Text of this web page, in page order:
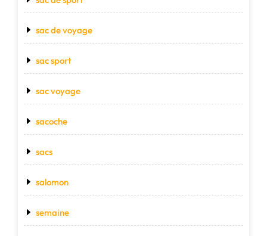
sac de voyage
sac sport
sac voyage
sacoche
sacs
salomon
semaine